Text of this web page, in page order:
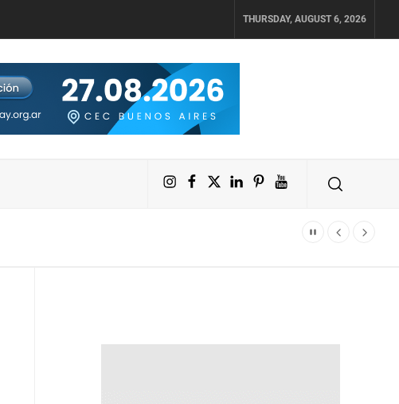
THURSDAY, AUGUST 6, 2026
Instagram
Facebook
X LinkedIn
PinterestYouTube